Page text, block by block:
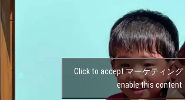
Click to accept マーケティング
enable this content